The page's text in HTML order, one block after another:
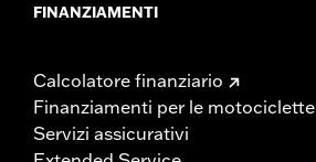
FINANZIAMENTI
Calcolatore finanziario
Finanziamenti per le motociclette
Servizi assicurativi